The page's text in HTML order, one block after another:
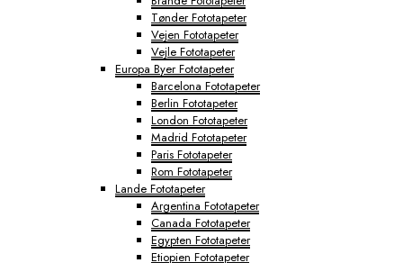
Tønder Fototapeter
Vejen Fototapeter
Vejle Fototapeter
Europa Byer Fototapeter
Barcelona Fototapeter
Berlin Fototapeter
London Fototapeter
Madrid Fototapeter
Paris Fototapeter
Rom Fototapeter
Lande Fototapeter
Argentina Fototapeter
Canada Fototapeter
Egypten Fototapeter
Etiopien Fototapeter